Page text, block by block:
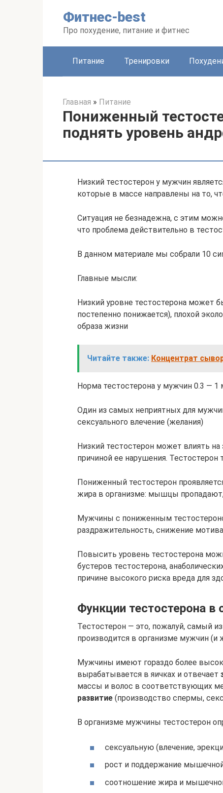
Фитнес-best
Про похудение, питание и фитнес
Питание Тренировки
Главная » Питание
Пониженный
поднять уровень
Низкий тестостерон у мужчин
которые в массе направлены на то,
Ситуация не безнадежна, с этим
что проблема действительно в
В данном материале мы собрали 10
Главные мысли:
Низкий уровне тестостерона может
постепенно понижается), плохой
образа жизни
Читайте также: Концентрат
Норма тестостерона у мужчин 0.3 — 1
Один из самых неприятных для
сексуального влечение (желания)
Низкий тестостерон может влиять
причиной ее нарушения.
Пониженный тестостерон
жира в организме: мышцы
Мужчины с пониженным
раздражительность, снижение
Повысить уровень тестостерона
бустеров тестостерона,
причине высокого риска вреда для
Функции тестостерона в
Тестостерон — это, пожалуй, самый
производится в организме мужчин (и
Мужчины имеют гораздо более
вырабатывается в яичках и отвечает
массы и волос в соответствующих
развитие (производство спермы,
В организме мужчины тестостерон
сексуальную (влечение,
рост и поддержание
соотношение жира и